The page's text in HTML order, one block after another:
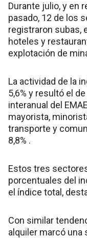
Durante julio, y en
pasado, 12 de los
registraron subas,
hoteles y
explotación de
La actividad de la
5,6% y resultó el
interanual del
mayorista,
transporte y
8,8% .
Estos tres
porcentuales del
el índice total,
Con similar
alquiler marcó una